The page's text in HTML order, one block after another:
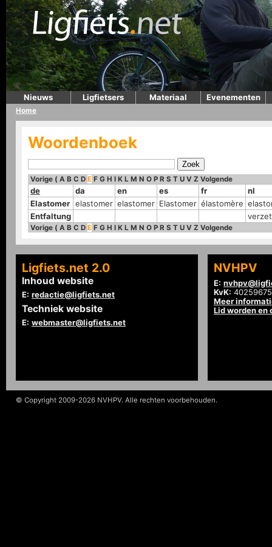
Nieuws Ligfietsers Materiaal Evenementen
Home
Woordenboek
Vorige ( A B C D E F G H I K L M N O P R S T U V Z Volgende
de da en es fr
nl
Elastomer elastomer elastomer Elastomer élastomère
Entfaltung
verzet
Vorige ( A B C D E F G H I K L M N O P R S T U V Z Volgende
Ligfiets.net 2.0
Inhoud website
E: redactie@ligfiets.net
Techniek website
E: webmaster@ligfiets.net
NVHPV
E:
KvK: 40259675
Meer
Lid worden en
© Copyright 2009-2026 NVHPV. Alle rechten voorbehouden.